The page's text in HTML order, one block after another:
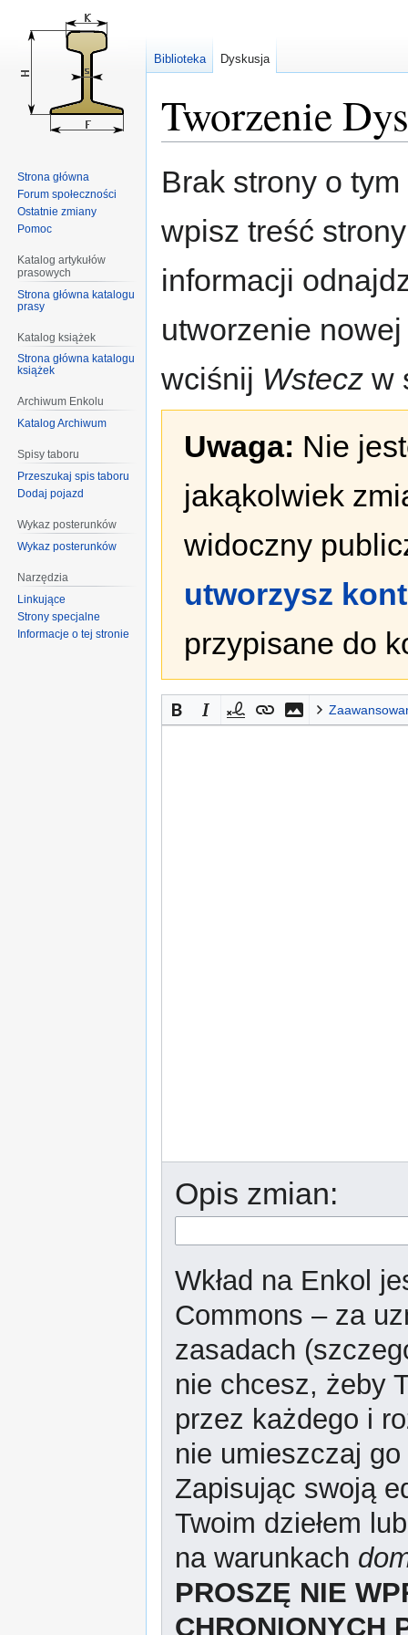
Tworzenie
do
do
Brak strony o
wpisz treść
informacji
utworzenie
wciśnij Wstecz w
Uwaga: Nie
jakąkolwiek
widoczny
utworzysz
przypisane do
Opis zmian:
Wkład na Enkol
Commons – za
zasadach
nie chcesz, żeby
przez każdego i
nie umieszczaj
Zapisując swoją
Twoim dziełem
na warunkach
PROSZĘ NIE
CHRONIONYCH
Biblioteka Dyskusja
Strona główna
Forum społeczności
Ostatnie zmiany
Pomoc
Katalog artykułów
prasowych
Strona główna katalogu
prasy
Katalog książek
Strona główna katalogu
książek
Archiwum Enkolu
Katalog Archiwum
Spisy taboru
Przeszukaj spis taboru
Dodaj pojazd
Wykaz posterunków
Wykaz posterunków
Narzędzia
Linkujące
Strony specjalne
Informacje o tej stronie